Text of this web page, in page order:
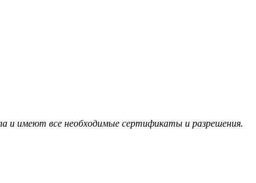
и имеют все необходимые сертификаты и разрешения.